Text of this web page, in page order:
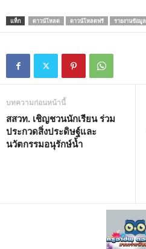
แท็ก ดาวน์โหลด ดาวน์โหลดฟรี รายงานข้อมูล
บทความก่อนหน้านี้
สสวท. เชิญชวนนักเรียน ร่วม
ประกวดสิ่งประดิษฐ์และ
นวัตกรรมอนุรักษ์น้ำ